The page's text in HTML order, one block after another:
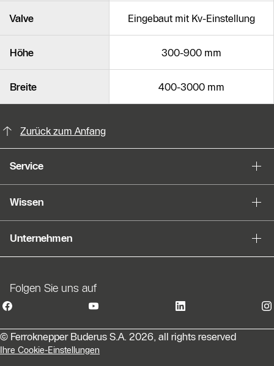
Valve Eingebaut mit Kv-Einstellung
Höhe 300-900 mm
Breite 400-3000 mm
Slider Bildergalerie
Zurück zum Anfang
Service
Wissen
Unternehmen
Folgen Sie uns auf
© Ferroknepper Buderus S.A. 2026, all rights reserved
Ihre Cookie-Einstellungen